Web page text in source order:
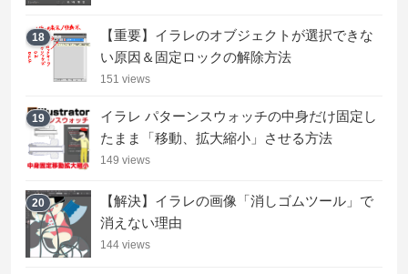
18
【重要】イラレのオブジェクトが選択できな
い原因＆固定ロックの解除方法
151 views
19
イラレ パターンスウォッチの中身だけ固定し
たまま「移動、拡大縮小」させる方法
149 views
20
【解決】イラレの画像「消しゴムツール」で
消えない理由
144 views